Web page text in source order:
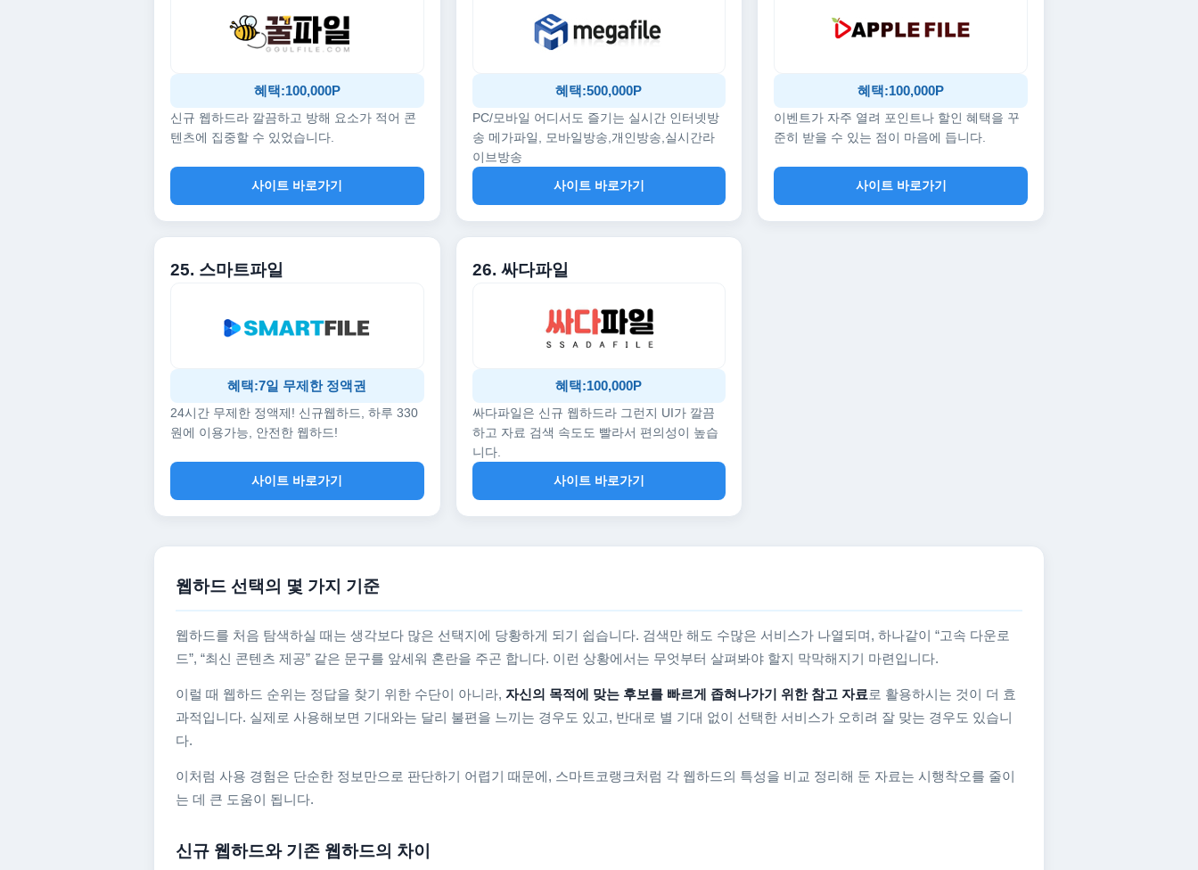
혜택:100,000P
신규 웹하드라 깔끔하고 방해 요소가 적어 콘
텐츠에 집중할 수 있었습니다.
사이트 바로가기
혜택:500,000P
PC/모바일 어디서도 즐기는 실시간 인터넷방
송 메가파일, 모바일방송,개인방송,실시간라
이브방송
사이트 바로가기
혜택:100,000P
이벤트가 자주 열려 포인트나 할인 혜택을 꾸
준히 받을 수 있는 점이 마음에 듭니다.
사이트 바로가기
25. 스마트파일
혜택:7일 무제한 정액권
24시간 무제한 정액제! 신규웹하드, 하루 330
원에 이용가능, 안전한 웹하드!
사이트 바로가기
26. 싸다파일
혜택:100,000P
싸다파일은 신규 웹하드라 그런지 UI가 깔끔
하고 자료 검색 속도도 빨라서 편의성이 높습
니다.
사이트 바로가기
웹하드 선택의 몇 가지 기준
웹하드를 처음 탐색하실 때는 생각보다 많은 선택지에 당황하게 되기 쉽습니다. 검색만 해도 수많은 서비스가 나열되며, 하나같이 “고속 다운로
드”, “최신 콘텐츠 제공” 같은 문구를 앞세워 혼란을 주곤 합니다. 이런 상황에서는 무엇부터 살펴봐야 할지 막막해지기 마련입니다.
이럴 때 웹하드 순위는 정답을 찾기 위한 수단이 아니라, 자신의 목적에 맞는 후보를 빠르게 좁혀나가기 위한 참고 자료 로 활용하시는 것이 더 효
과적입니다. 실제로 사용해보면 기대와는 달리 불편을 느끼는 경우도 있고, 반대로 별 기대 없이 선택한 서비스가 오히려 잘 맞는 경우도 있습니
다.
이처럼 사용 경험은 단순한 정보만으로 판단하기 어렵기 때문에, 스마트코랭크처럼 각 웹하드의 특성을 비교 정리해 둔 자료는 시행착오를 줄이
는 데 큰 도움이 됩니다.
신규 웹하드와 기존 웹하드의 차이